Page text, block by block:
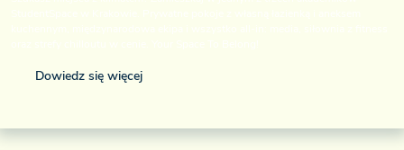
Dowiedz się więcej